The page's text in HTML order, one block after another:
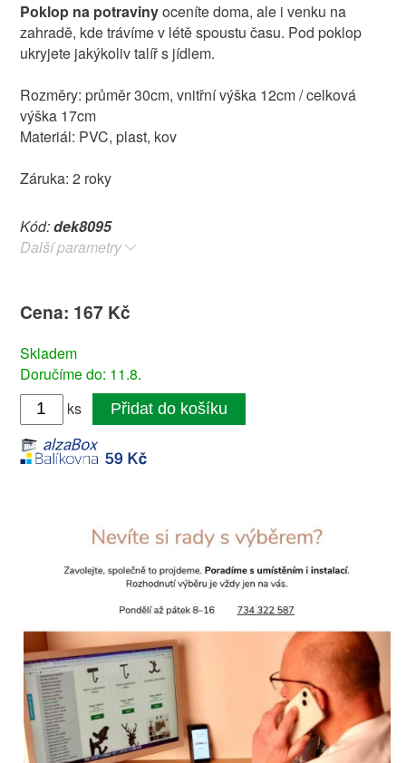
Poklop na potravinyoceníte doma, ale i venku na
zahradě, kde trávíme v létě spoustu času. Pod poklop
ukryjete jakýkoliv talíř s jídlem.
Rozměry: průměr 30cm, vnitřní výška 12cm / celková
výška 17cm
Materiál: PVC, plast, kov
Záruka: 2 roky
Kód:dek8095
Další parametry
Cena: 167 Kč
Skladem
Doručíme do: 11.8.
ks
Přidat do košíku